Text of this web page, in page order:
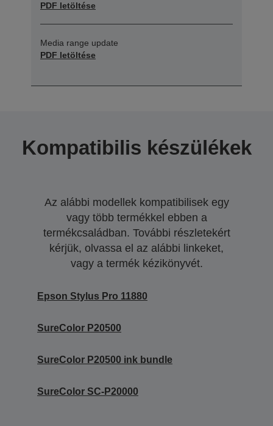
PDF letöltése
Media range update
PDF letöltése
Kompatibilis készülékek
Az alábbi modellek kompatibilisek egy
vagy több termékkel ebben a
termékcsaládban. További részletekért
kérjük, olvassa el az alábbi linkeket,
vagy a termék kézikönyvét.
Epson Stylus Pro 11880
SureColor P20500
SureColor P20500 ink bundle
SureColor SC-P20000